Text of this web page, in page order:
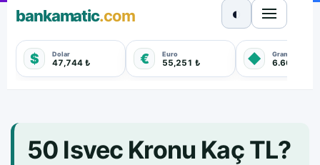
bankamatic.com
$ Dolar
47,744 ₺ € Euro
55,251 ₺ ◆ Gram Altın
6.660,550
◐
50 Isvec Kronu Kaç TL?